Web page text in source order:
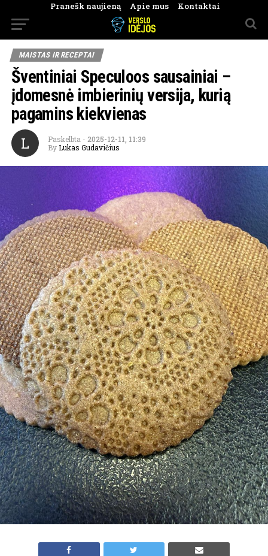
Pranešk naujieną Apie mus Kontaktai
MAISTAS IR RECEPTAI
Šventiniai Speculoos sausainiai –
įdomesnė imbierinių versija, kurią
pagamins kiekvienas
L Paskelbta - 2025-12-11, 11:39
By Lukas Gudavičius